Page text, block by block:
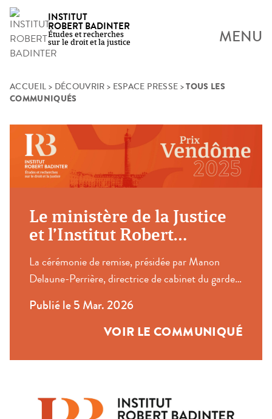
Skip
INSTITUT
ROBERT BADINTER
Études et recherches
sur le droit et la justice
MENU
ACCUEIL > DÉCOUVRIR > ESPACE PRESSE >TOUS LES
COMMUNIQUÉS
Le ministère de la Justice
et l’Institut Robert
Badinter remettent la
17ème et la 18ème édition
du Prix Vendôme
La cérémonie de remise, présidée par Manon
Delaune-Perrière, directrice de cabinet du garde
2024, pour sa thèse « les droits du tiers en
procédure pénale » et Pierre-François LASLIER,
numériques et responsabilité pénale ». Le Prix
qui récompense depuis 2007 les […]
Publié le 5 Mar. 2026
VOIR LE COMMUNIQUÉ